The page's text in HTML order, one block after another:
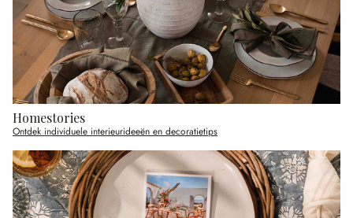
Homestories
Ontdek individuele interieurideeën en decoratietips